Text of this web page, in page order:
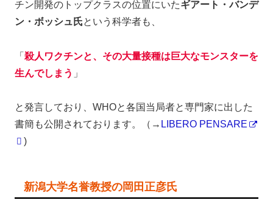
チン開発のトップクラスの位置にいたギアート・バンデ
ン・ボッシュ氏という科学者も、
「 殺人ワクチンと、その大量接種は巨大なモンスターを
生んでしまう 」
と発言しており、WHOと各国当局者と専門家に出した
書簡も公開されております。（→ LIBERO PENSARE
)
新潟大学名誉教授の岡田正彦氏